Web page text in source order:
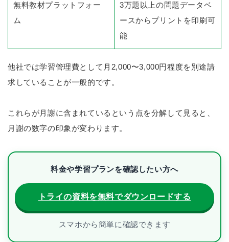
無料教材プラットフォー
ム
3万題以上の問題データベ
ースからプリントを印刷可
能
他社では学習管理費として月2,000〜3,000円程度を別途請
求していることが一般的です。
これらが月謝に含まれているという点を分解して見ると、
月謝の数字の印象が変わります。
料金や学習プランを確認したい方へ
トライの資料を無料でダウンロードする
スマホから簡単に確認できます